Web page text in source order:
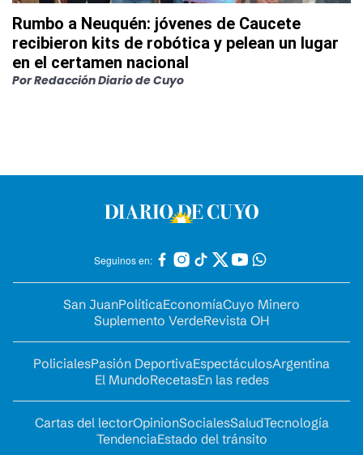
Rumbo a Neuquén: jóvenes de Caucete
recibieron kits de robótica y pelean un lugar
en el certamen nacional
PorRedacción Diario de Cuyo
Seguinos en:
San JuanPolíticaEconomíaCuyo Minero
Suplemento VerdeRevista OH
PolicialesPasión DeportivaEspectáculosArgentina
El MundoRecetasEn las redes
Cartas del lectorOpinionSocialesSaludTecnología
TendenciaEstado del tránsito